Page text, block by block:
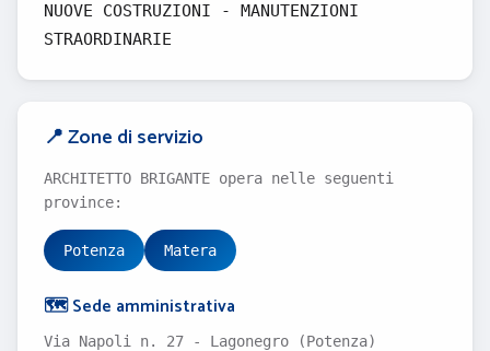
NUOVE COSTRUZIONI - MANUTENZIONI
STRAORDINARIE
📍 Zone di servizio
ARCHITETTO BRIGANTE opera nelle seguenti
province:
Potenza Matera
🗺️ Sede amministrativa
Via Napoli n. 27 - Lagonegro (Potenza)